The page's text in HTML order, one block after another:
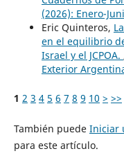
(2026): Enero-
Eric Quinteros,
en el equilibrio
Israel y el JCPOA.
Exterior
1 2 3 4 5 6 7 8 9 10 > >>
También puede Iniciar
para este artículo.